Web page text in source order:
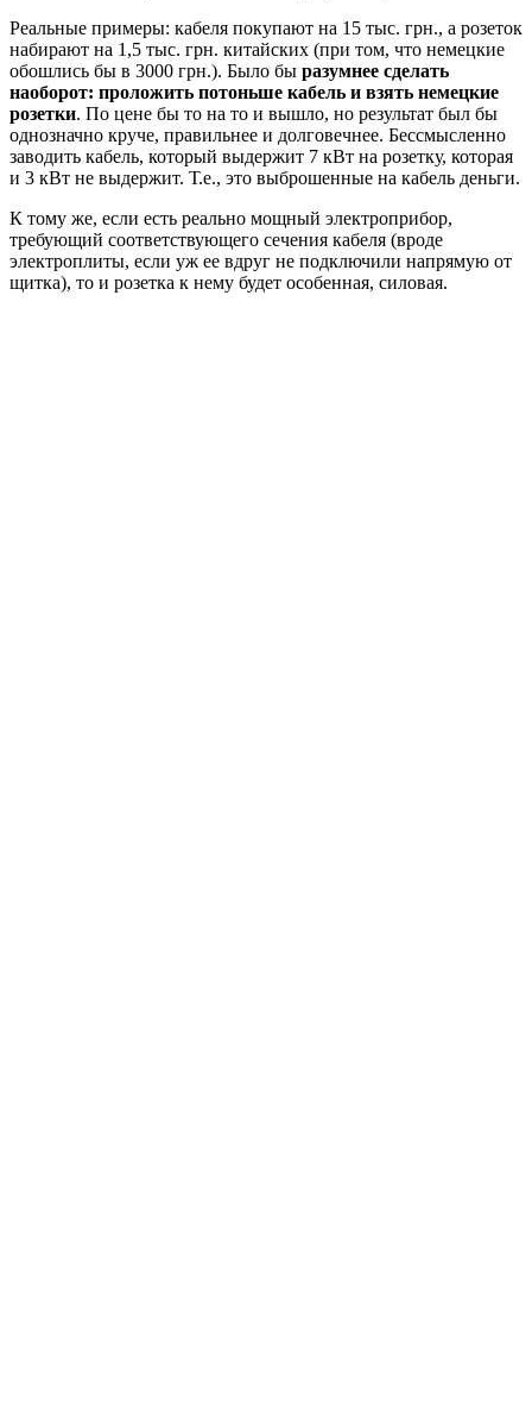
Реальные примеры: кабеля покупают на 15 тыс. грн., а розеток
набирают на 1,5 тыс. грн. китайских (при том, что немецкие
обошлись бы в 3000 грн.). Было бы разумнее сделать
наоборот: проложить потоньше кабель и взять немецкие
розетки. По цене бы то на то и вышло, но результат был бы
однозначно круче, правильнее и долговечнее. Бессмысленно
заводить кабель, который выдержит 7 кВт на розетку, которая
и 3 кВт не выдержит. Т.е., это выброшенные на кабель деньги.
К тому же, если есть реально мощный электроприбор,
требующий соответствующего сечения кабеля (вроде
электроплиты, если уж ее вдруг не подключили напрямую от
щитка), то и розетка к нему будет особенная, силовая.